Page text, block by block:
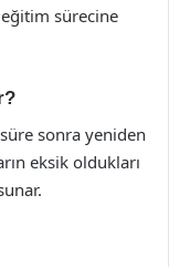
eğitim sürecine
sonra yeniden
eksik oldukları